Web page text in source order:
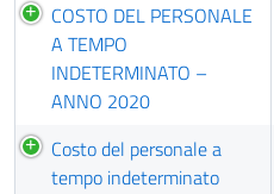
COSTO DEL PERSONALE
A TEMPO
INDETERMINATO –
ANNO 2020
Costo del personale a
tempo indeterminato